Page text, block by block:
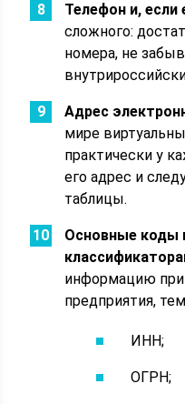
Телефон и, если
сложного:
номера, не
Адрес
мире
практически у
его адрес и
таблицы.
Основные коды
информацию
предприятия,
ИНН;
ОГРН;